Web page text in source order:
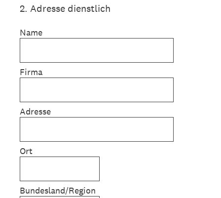
2. Adresse dienstlich
Name
Firma
Adresse
Ort
Bundesland/Region